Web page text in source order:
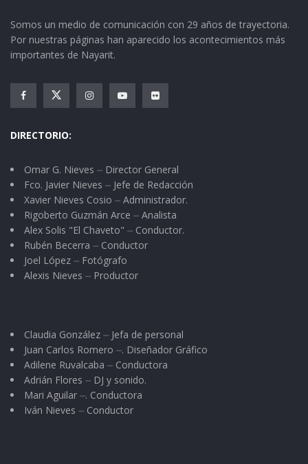
Somos un medio de comunicación con 29 años de trayectoria.
Por nuestras páginas han aparecido los acontecimientos más
importantes de Nayarit.
DIRECTORIO:
Omar G. Nieves ⏤ Director General
Fco. Javier Nieves ⏤ Jefe de Redacción
Xavier Nieves Cosio ⏤ Administrador.
Rigoberto Guzmán Arce ⏤ Analista
Alex Solis "El Chaveto" ⏤ Conductor.
Rubén Becerra ⏤ Conductor
Joel López ⏤ Fotógrafo
Alexis Nieves ⏤ Productor
Claudia González ⏤ Jefa de personal
Juan Carlos Romero ⏤. Diseñador Gráfico
Adilene Ruvalcaba ⏤ Conductora
Adrián Flores ⏤ DJ y sonido.
Mari Aguilar ⏤. Conductora
Iván Nieves ⏤ Conductor